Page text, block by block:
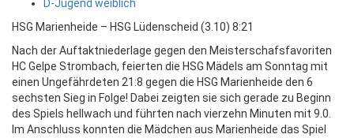
D-Jugend weiblich
HSG Marienheide – HSG Lüdenscheid (3.10) 8:21
Nach der Auftaktniederlage gegen den Meisterschafsfavoriten
HC Gelpe Strombach, feierten die HSG Mädels am Sonntag mit
einen Ungefährdeten 21:8 gegen die HSG Marienheide den 6
sechsten Sieg in Folge! Dabei zeigten sie sich gerade zu Beginn
des Spiels hellwach und führten nach vierzehn Minuten mit 9.0.
Im Anschluss konnten die Mädchen aus Marienheide das Spiel